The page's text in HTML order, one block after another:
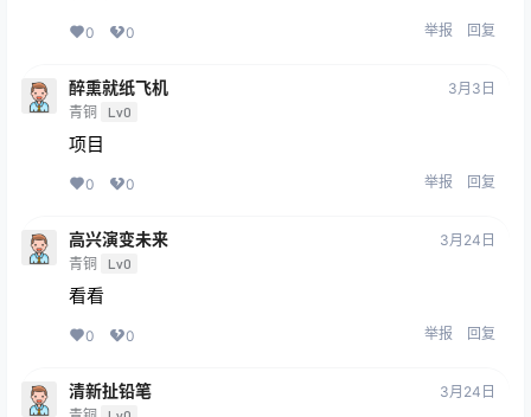
0 0 举报 回复
醉熏就纸飞机
青铜 Lv0
3月3日
项目
0 0 举报 回复
高兴演变未来
青铜 Lv0
3月24日
看看
0 0 举报 回复
清新扯铅笔 3月24日